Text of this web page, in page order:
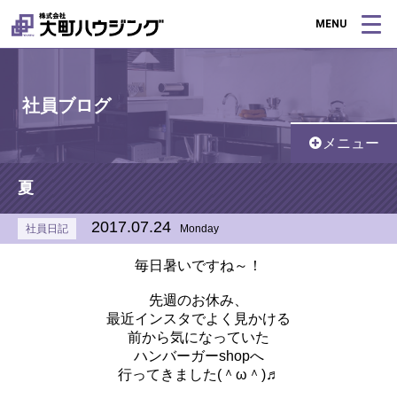
MENU
社員ブログ
メニュー
夏
社員日記 2017.07.24 Monday
毎日暑いですね～！
先週のお休み、
最近インスタでよく見かける
前から気になっていた
ハンバーガーshopへ
行ってきました(＾ω＾)♬